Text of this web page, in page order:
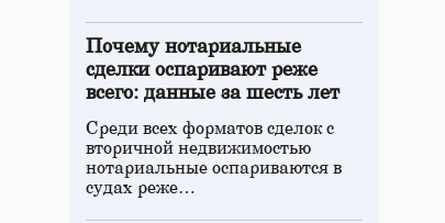
Почему нотариальные
сделки оспаривают реже
всего: данные за шесть лет
Среди всех форматов сделок с
вторичной недвижимостью
нотариальные оспариваются в
судах реже…